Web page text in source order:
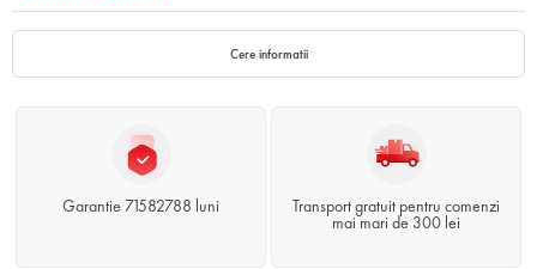
Cere informatii
Garantie 71582788 luni
Transport gratuit pentru comenzi
mai mari de 300 lei